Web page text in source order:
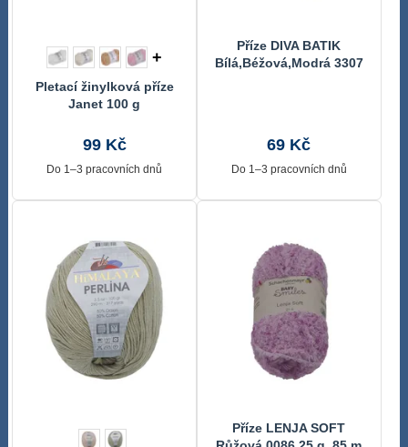
+
Pletací žinylková příze
Janet 100 g
99 Kč
Do 1–3 pracovních dnů
Příze DIVA BATIK
Bílá,Béžová,Modrá 3307
69 Kč
Do 1–3 pracovních dnů
Příze LENJA SOFT